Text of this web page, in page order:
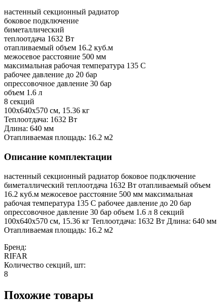
настенный секционный радиатор
боковое подключение
биметаллический
теплоотдача 1632 Вт
отапливаемый объем 16.2 куб.м
межосевое расстояние 500 мм
максимальная рабочая температура 135 С
рабочее давление до 20 бар
опрессовочное давление 30 бар
объем 1.6 л
8 секций
100x640x570 см, 15.36 кг
Теплоотдача: 1632 Вт
Длина: 640 мм
Отапливаемая площадь: 16.2 м2
Описание комплектации
настенный секционный радиатор боковое подключение
биметаллический теплоотдача 1632 Вт отапливаемый объем
16.2 куб.м межосевое расстояние 500 мм максимальная
рабочая температура 135 С рабочее давление до 20 бар
опрессовочное давление 30 бар объем 1.6 л 8 секций
100x640x570 см, 15.36 кг Теплоотдача: 1632 Вт Длина: 640 мм
Отапливаемая площадь: 16.2 м2
Бренд:
RIFAR
Количество секций, шт:
8
Похожие товары